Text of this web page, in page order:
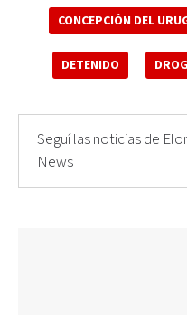
CONCEPCIÓN DEL
DETENIDO
Seguí las noticias de
News